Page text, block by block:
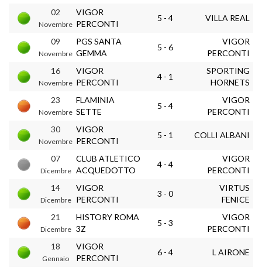
02
Novembre
VIGOR
PERCONTI
5 - 4 VILLA REAL
09
Novembre
PGS SANTA
GEMMA
5 - 6
VIGOR
PERCONTI
16
Novembre
VIGOR
PERCONTI
4 - 1
SPORTING
HORNETS
23
Novembre
FLAMINIA
SETTE
5 - 4
VIGOR
PERCONTI
30
Novembre
VIGOR
PERCONTI
5 - 1 COLLI ALBANI
07
Dicembre
CLUB ATLETICO
ACQUEDOTTO
4 - 4
VIGOR
PERCONTI
14
Dicembre
VIGOR
PERCONTI
3 - 0
VIRTUS
FENICE
21
Dicembre
HISTORY ROMA
3Z
5 - 3
VIGOR
PERCONTI
18
Gennaio
VIGOR
PERCONTI
6 - 4 L AIRONE